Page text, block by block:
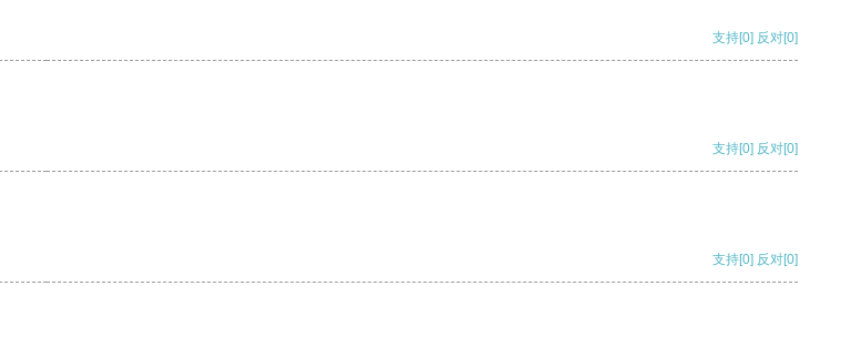
支持[0] 反对[0]
支持[0] 反对[0]
支持[0] 反对[0]